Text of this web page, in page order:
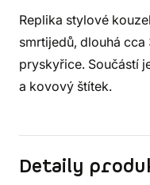
Replika stylové
smrtijedů, dlouhá
pryskyřice. Součástí
a kovový štítek.
Detaily